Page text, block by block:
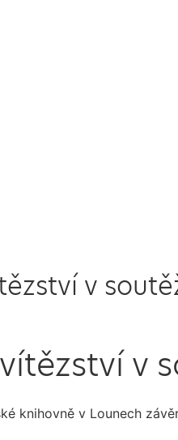
v
v
knihovně v Lounech